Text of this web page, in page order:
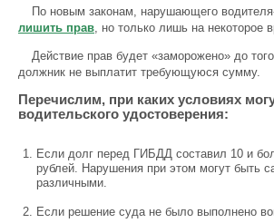
По новым законам, нарушающего
лишить прав, но только лишь на некоторое
Действие прав будет «заморожено» до
должник не выплатит требующуюся сумму.
Перечислим, при каких условиях
водительского удостоверения:
Если долг перед ГИБДД составил 10 и
рублей. Нарушения при этом могут быть
различными.
Если решение суда не было выполнено